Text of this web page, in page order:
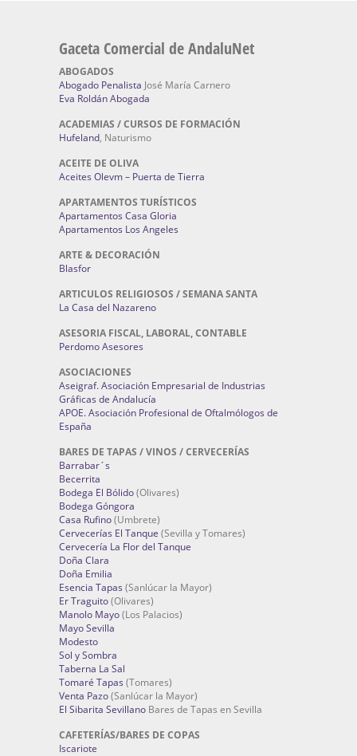
Gaceta Comercial de AndaluNet
ABOGADOS
Abogado Penalista José María Carnero
Eva Roldán Abogada
ACADEMIAS / CURSOS DE FORMACIÓN
Hufeland, Naturismo
ACEITE DE OLIVA
Aceites Olevm – Puerta de Tierra
APARTAMENTOS TURÍSTICOS
Apartamentos Casa Gloria
Apartamentos Los Angeles
ARTE & DECORACIÓN
Blasfor
ARTICULOS RELIGIOSOS / SEMANA SANTA
La Casa del Nazareno
ASESORIA FISCAL, LABORAL, CONTABLE
Perdomo Asesores
ASOCIACIONES
Aseigraf. Asociación Empresarial de Industrias
Gráficas de Andalucía
APOE. Asociación Profesional de Oftalmólogos de
España
BARES DE TAPAS / VINOS / CERVECERÍAS
Barrabar´s
Becerrita
Bodega El Bólido(Olivares)
Bodega Góngora
Casa Rufino(Umbrete)
Cervecerías El Tanque (Sevilla y Tomares)
Cervecería La Flor del Tanque
Doña Clara
Doña Emilia
Esencia Tapas (Sanlúcar la Mayor)
Er Traguito(Olivares)
Manolo Mayo(Los Palacios)
Mayo Sevilla
Modesto
Sol y Sombra
Taberna La Sal
Tomaré Tapas (Tomares)
Venta Pazo(Sanlúcar la Mayor)
El Sibarita Sevillano Bares de Tapas en Sevilla
CAFETERÍAS/BARES DE COPAS
Iscariote